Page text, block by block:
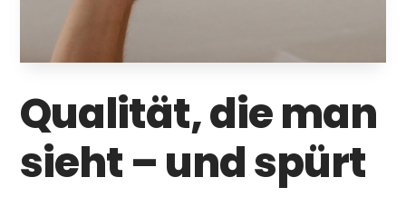
Qualität, die man
sieht – und spürt